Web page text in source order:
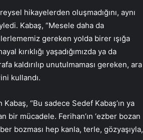
hikayelerden oluşmadığını, aynı
Kabaş, “Mesele daha da
gereken yolda birer ışığa
kırıklığı yaşadığımızda ya da
kaldırılıp unutulmaması gereken, ara
kullandı.
“Bu sadece Sedef Kabaş’ın ya
bir mücadele. Ferihan’ın ‘ezber bozan
bozması hep kanla, terle, gözyaşıyla,